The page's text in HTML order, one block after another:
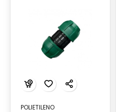
POLIETILENO